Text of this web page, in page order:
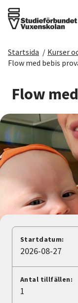
Det här gör vi
För dig som
Sök kurser
Om SV
Starta studiecirkel
Cirkelledare
Nyheter
Avdelningar
Lyssna
Startsida / Kurser
Flow med bebis
Flow
Startdatum:
2026-08-27
Antal tillfällen:
1